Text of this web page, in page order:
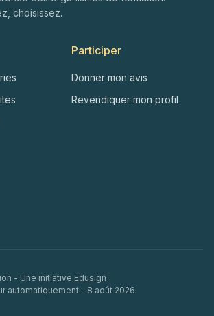
choisissez.
Participer
Donner mon avis
Revendiquer mon profil
- Une initiative Edusign
automatiquement - 8 août 2026